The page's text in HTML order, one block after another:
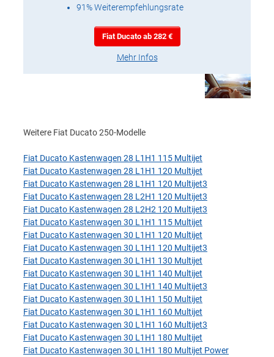
91% Weiterempfehlungsrate
Fiat Ducato ab 282 €
Mehr Infos
Weitere Fiat Ducato 250-Modelle
Fiat Ducato Kastenwagen 28 L1H1 115 Multijet
Fiat Ducato Kastenwagen 28 L1H1 120 Multijet
Fiat Ducato Kastenwagen 28 L1H1 120 Multijet3
Fiat Ducato Kastenwagen 28 L2H1 120 Multijet3
Fiat Ducato Kastenwagen 28 L2H2 120 Multijet3
Fiat Ducato Kastenwagen 30 L1H1 115 Multijet
Fiat Ducato Kastenwagen 30 L1H1 120 Multijet
Fiat Ducato Kastenwagen 30 L1H1 120 Multijet3
Fiat Ducato Kastenwagen 30 L1H1 130 Multijet
Fiat Ducato Kastenwagen 30 L1H1 140 Multijet
Fiat Ducato Kastenwagen 30 L1H1 140 Multijet3
Fiat Ducato Kastenwagen 30 L1H1 150 Multijet
Fiat Ducato Kastenwagen 30 L1H1 160 Multijet
Fiat Ducato Kastenwagen 30 L1H1 160 Multijet3
Fiat Ducato Kastenwagen 30 L1H1 180 Multijet
Fiat Ducato Kastenwagen 30 L1H1 180 Multijet Power